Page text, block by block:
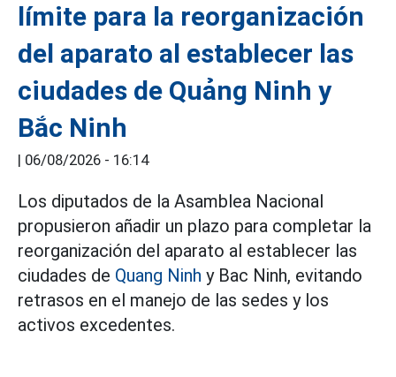
límite para la reorganización
del aparato al establecer las
ciudades de Quảng Ninh y
Bắc Ninh
06/08/2026 - 16:14
Los diputados de la Asamblea Nacional
propusieron añadir un plazo para completar la
reorganización del aparato al establecer las
ciudades de Quang Ninh y Bac Ninh, evitando
retrasos en el manejo de las sedes y los
activos excedentes.